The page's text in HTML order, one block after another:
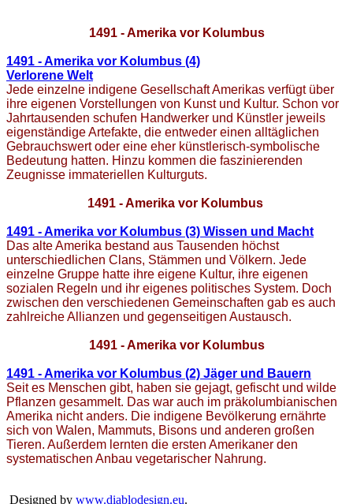
1491 - Amerika vor Kolumbus
1491 - Amerika vor Kolumbus (4)
Verlorene Welt
Jede einzelne indigene Gesellschaft Amerikas verfügt über
ihre eigenen Vorstellungen von Kunst und Kultur. Schon vor
Jahrtausenden schufen Handwerker und Künstler jeweils
eigenständige Artefakte, die entweder einen alltäglichen
Gebrauchswert oder eine eher künstlerisch-symbolische
Bedeutung hatten. Hinzu kommen die faszinierenden
Zeugnisse immateriellen Kulturguts.
1491 - Amerika vor Kolumbus
1491 - Amerika vor Kolumbus (3) Wissen und Macht
Das alte Amerika bestand aus Tausenden höchst
unterschiedlichen Clans, Stämmen und Völkern. Jede
einzelne Gruppe hatte ihre eigene Kultur, ihre eigenen
sozialen Regeln und ihr eigenes politisches System. Doch
zwischen den verschiedenen Gemeinschaften gab es auch
zahlreiche Allianzen und gegenseitigen Austausch.
1491 - Amerika vor Kolumbus
1491 - Amerika vor Kolumbus (2) Jäger und Bauern
Seit es Menschen gibt, haben sie gejagt, gefischt und wilde
Pflanzen gesammelt. Das war auch im präkolumbianischen
Amerika nicht anders. Die indigene Bevölkerung ernährte
sich von Walen, Mammuts, Bisons und anderen großen
Tieren. Außerdem lernten die ersten Amerikaner den
systematischen Anbau vegetarischer Nahrung.
Designed by www.diablodesign.eu.